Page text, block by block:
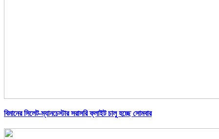
বিমানের সিলেট-ম্যানচেস্টার সরাসরি ফ্লাইট চালু হচ্ছে সোমবার